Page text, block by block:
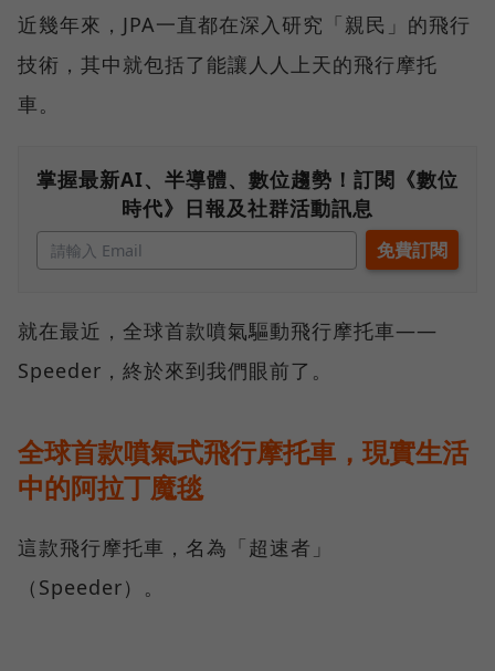
近幾年來，JPA一直都在深入研究「親民」的飛行
技術，其中就包括了能讓人人上天的飛行摩托
車。
掌握最新AI、半導體、數位趨勢！訂閱《數位
時代》日報及社群活動訊息
就在最近，全球首款噴氣驅動飛行摩托車——
Speeder，終於來到我們眼前了。
全球首款噴氣式飛行摩托車，現實生活
中的阿拉丁魔毯
這款飛行摩托車，名為「超速者」
（Speeder）。